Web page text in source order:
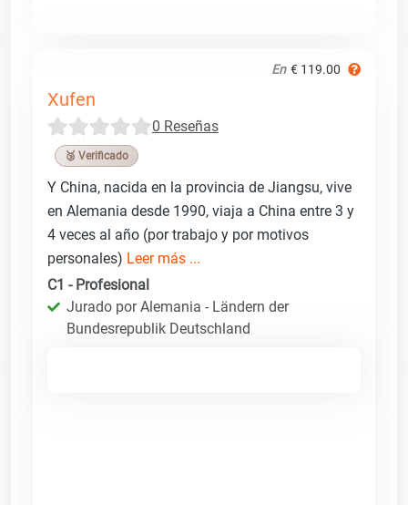
En € 119.00
Xufen
0 Reseñas
🥉 Verificado
Y China, nacida en la provincia de Jiangsu, vive
en Alemania desde 1990, viaja a China entre 3 y
4 veces al año (por trabajo y por motivos
personales) Leer más ...
C1 - Profesional
Jurado por Alemania - Ländern der
Bundesrepublik Deutschland